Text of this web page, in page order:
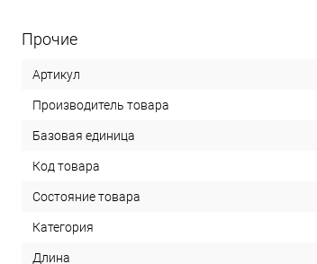
Прочие
Артикул
Производитель товара
Базовая единица
Код товара
Состояние товара
Категория
Длина